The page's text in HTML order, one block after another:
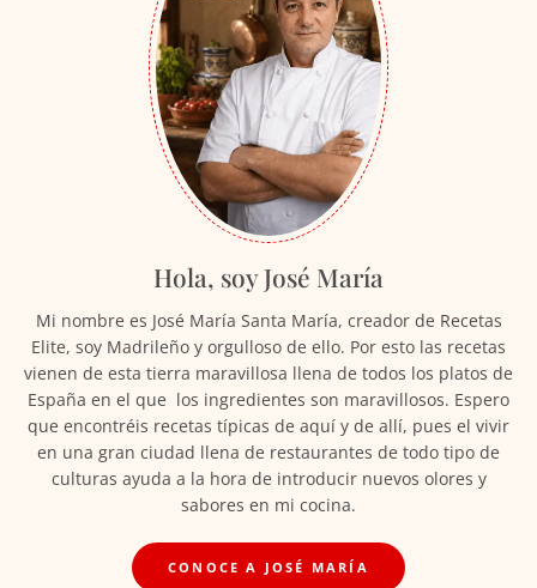
Hola, soy José María
Mi nombre es José María Santa María, creador de Recetas
Elite, soy Madrileño y orgulloso de ello. Por esto las recetas
vienen de esta tierra maravillosa llena de todos los platos de
España en el que los ingredientes son maravillosos. Espero
que encontréis recetas típicas de aquí y de allí, pues el vivir
en una gran ciudad llena de restaurantes de todo tipo de
culturas ayuda a la hora de introducir nuevos olores y
sabores en mi cocina.
CONOCE A JOSÉ MARÍA